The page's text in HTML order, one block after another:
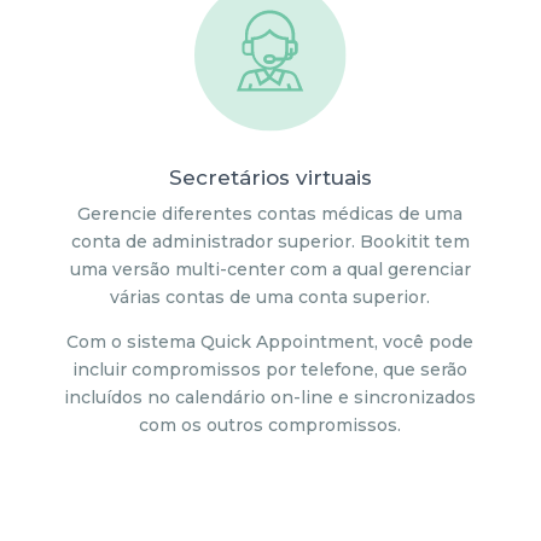
Secretários virtuais
Gerencie diferentes contas médicas de uma
conta de administrador superior. Bookitit tem
uma versão multi-center com a qual gerenciar
várias contas de uma conta superior.
Com o sistema Quick Appointment, você pode
incluir compromissos por telefone, que serão
incluídos no calendário on-line e sincronizados
com os outros compromissos.